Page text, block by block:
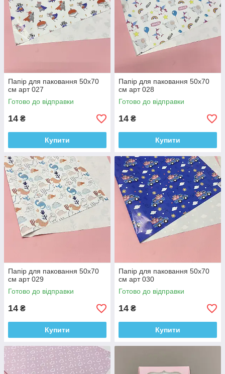
Папір для паковання 50x70
см арт 027
Готово до відправки
14 ₴
Купити
Папір для паковання 50x70
см арт 028
Готово до відправки
14 ₴
Купити
Папір для паковання 50x70
см арт 029
Готово до відправки
14 ₴
Купити
Папір для паковання 50x70
см арт 030
Готово до відправки
14 ₴
Купити